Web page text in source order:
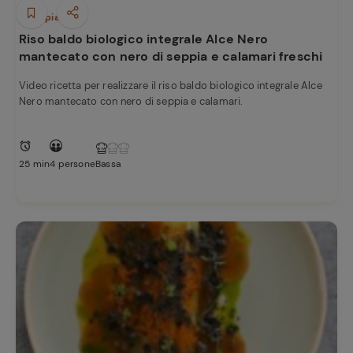
Primi piatti
Riso baldo biologico integrale Alce Nero
mantecato con nero di seppia e calamari freschi
Video ricetta per realizzare il riso baldo biologico integrale Alce
Nero mantecato con nero di seppia e calamari.
25 min4 personeBassa